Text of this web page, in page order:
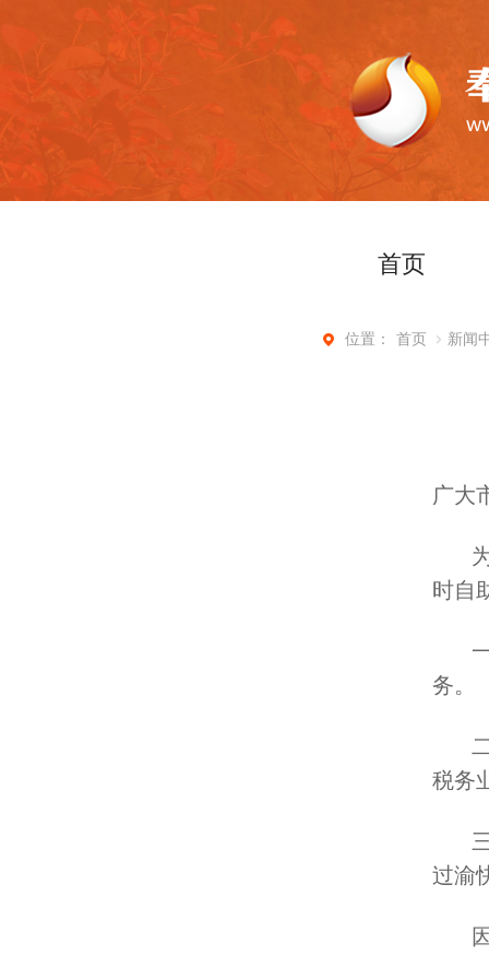
首页
位置： 首页 新闻
广大
时自
务。
税务
过渝